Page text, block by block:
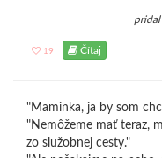
pridal
19 Čítaj
"Maminka, ja by som
"Nemôžeme mať teraz,
zo služobnej cesty."